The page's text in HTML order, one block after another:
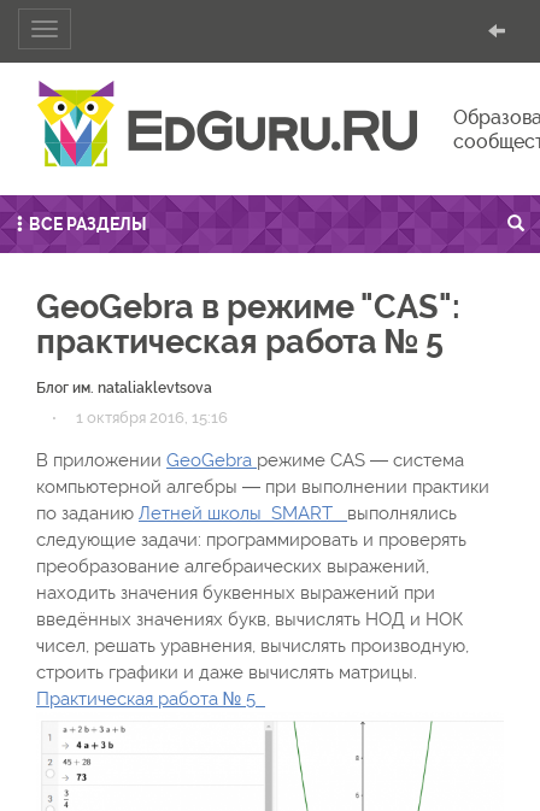
Toggle
navigation
ВСЕ РАЗДЕЛЫ
GeoGebra в режиме "CAS":
практическая работа № 5
Блог им. nataliaklevtsova
· 1 октября 2016, 15:16
В приложении GeoGebra режиме CAS — система
компьютерной алгебры — при выполнении практики
по заданию Летней школы SMART выполнялись
следующие задачи: программировать и проверять
преобразование алгебраических выражений,
находить значения буквенных выражений при
введённых значениях букв, вычислять НОД и НОК
чисел, решать уравнения, вычислять производную,
строить графики и даже вычислять матрицы.
Практическая работа № 5